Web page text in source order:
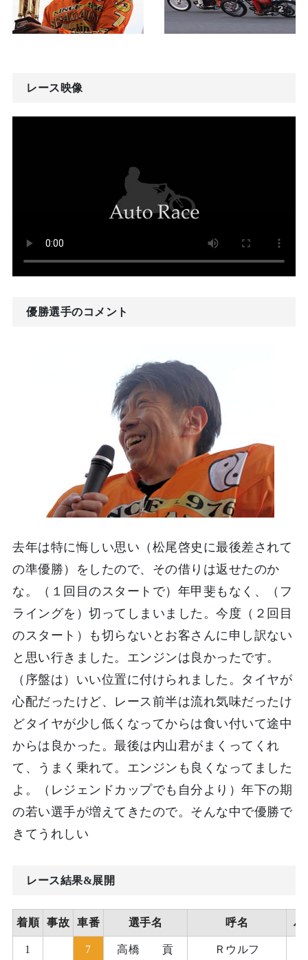
レース映像
優勝選手のコメント
去年は特に悔しい思い（松尾啓史に最後差されて
の準優勝）をしたので、その借りは返せたのか
な。（１回目のスタートで）年甲斐もなく、（フ
ライングを）切ってしまいました。今度（２回目
のスタート）も切らないとお客さんに申し訳ない
と思い行きました。エンジンは良かったです。
（序盤は）いい位置に付けられました。タイヤが
心配だったけど、レース前半は流れ気味だったけ
どタイヤが少し低くなってからは食い付いて途中
からは良かった。最後は内山君がまくってくれ
て、うまく乗れて。エンジンも良くなってました
よ。（レジェンドカップでも自分より）年下の期
の若い選手が増えてきたので。そんな中で優勝で
きてうれしい
レース結果&展開
着順 事故 車番 選手名 呼名 ハ
1 7 高橋 貢 Ｒウルフ